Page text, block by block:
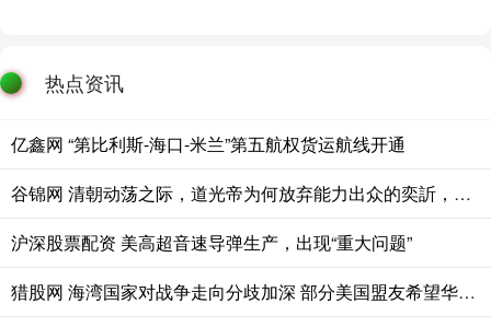
热点资讯
亿鑫网 “第比利斯-海口-米兰”第五航权货运航线开通
谷锦网 清朝动荡之际，道光帝为何放弃能力出众的奕訢，而选平庸的奕詝继位
沪深股票配资 美高超音速导弹生产，出现“重大问题”
猎股网 海湾国家对战争走向分歧加深 部分美国盟友希望华府加码打击伊朗